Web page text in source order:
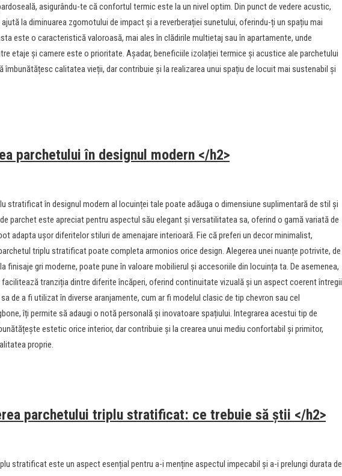
asigurându-te că confortul termic este la un nivel optim. Din punct de vedere acustic,
la diminuarea zgomotului de impact și a reverberației sunetului, oferindu-ți un spațiu mai
este o caracteristică valoroasă, mai ales în clădirile multietaj sau în apartamente, unde
etaje și camere este o prioritate. Așadar, beneficiile izolației termice și acustice ale parchetului
calitatea vieții, dar contribuie și la realizarea unui spațiu de locuit mai sustenabil și
parchetului în designul modern </h2>
stratificat în designul modern al locuinței tale poate adăuga o dimensiune suplimentară de stil și
parchet este apreciat pentru aspectul său elegant și versatilitatea sa, oferind o gamă variată de
adapta ușor diferitelor stiluri de amenajare interioară. Fie că preferi un decor minimalist,
triplu stratificat poate completa armonios orice design. Alegerea unei nuanțe potrivite, de
finisaje gri moderne, poate pune în valoare mobilierul și accesoriile din locuința ta. De asemenea,
tranziția dintre diferite încăperi, oferind continuitate vizuală și un aspect coerent întregii
de a fi utilizat în diverse aranjamente, cum ar fi modelul clasic de tip chevron sau cel
îți permite să adaugi o notă personală și inovatoare spațiului. Integrarea acestui tip de
estetic orice interior, dar contribuie și la crearea unui mediu confortabil și primitor,
proprie.
parchetului triplu stratificat: ce trebuie să știi </h2>
stratificat este un aspect esențial pentru a-i menține aspectul impecabil și a-i prelungi durata de